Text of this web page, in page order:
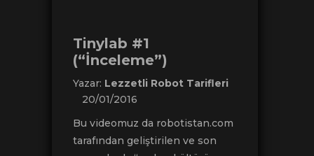
Tinylab #1
(“İnceleme”)
Yazar: Lezzetli Robot Tarifleri
20/01/2016
Bu videomuz da robotistan.com
tarafından geliştirilen ve son